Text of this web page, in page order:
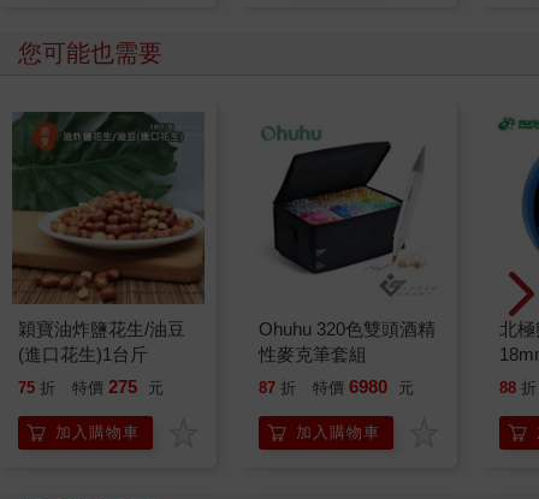
您可能也需要
穎寶油炸鹽花生/油豆
(進口花生)1台斤
75 折 特價 275 元
加入購物車
Ohuhu 320色雙頭酒精
性麥克筆套組
87 折 特價 6980 元
加入購物車
北
88 折